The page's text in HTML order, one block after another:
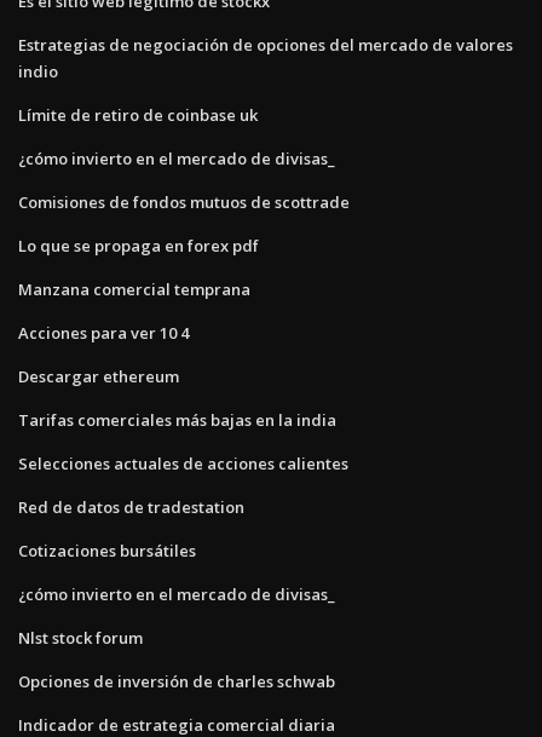
Estrategias de negociación de opciones del mercado de valores
indio
Límite de retiro de coinbase uk
¿cómo invierto en el mercado de divisas_
Comisiones de fondos mutuos de scottrade
Lo que se propaga en forex pdf
Manzana comercial temprana
Acciones para ver 10 4
Descargar ethereum
Tarifas comerciales más bajas en la india
Selecciones actuales de acciones calientes
Red de datos de tradestation
Cotizaciones bursátiles
¿cómo invierto en el mercado de divisas_
Nlst stock forum
Opciones de inversión de charles schwab
Indicador de estrategia comercial diaria